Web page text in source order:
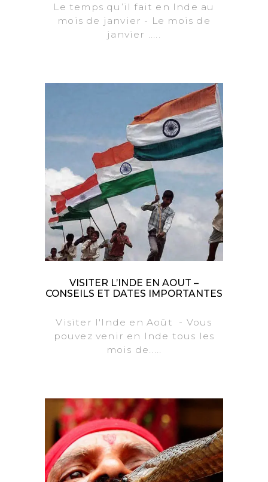
Le temps qu’il fait en Inde au
mois de janvier - Le mois de
janvier .....
VISITER L’INDE EN AOUT –
CONSEILS ET DATES IMPORTANTES
Visiter l'Inde en Août - Vous
pouvez venir en Inde tous les
mois de.....